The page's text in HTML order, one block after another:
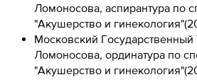
Ломоносова, аспирантура по
"Акушерство и гинекология"(
Московский
Ломоносова, ординатура по
"Акушерство и гинекология"(